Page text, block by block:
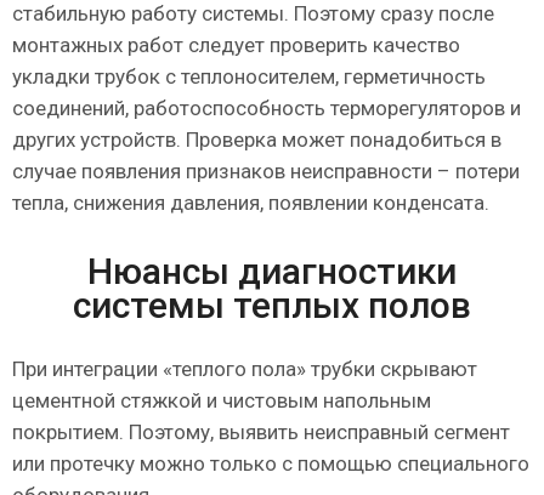
стабильную работу системы. Поэтому сразу после
монтажных работ следует проверить качество
укладки трубок с теплоносителем, герметичность
соединений, работоспособность терморегуляторов и
других устройств. Проверка может понадобиться в
случае появления признаков неисправности – потери
тепла, снижения давления, появлении конденсата.
Нюансы диагностики
системы теплых полов
При интеграции «теплого пола» трубки скрывают
цементной стяжкой и чистовым напольным
покрытием. Поэтому, выявить неисправный сегмент
или протечку можно только с помощью специального